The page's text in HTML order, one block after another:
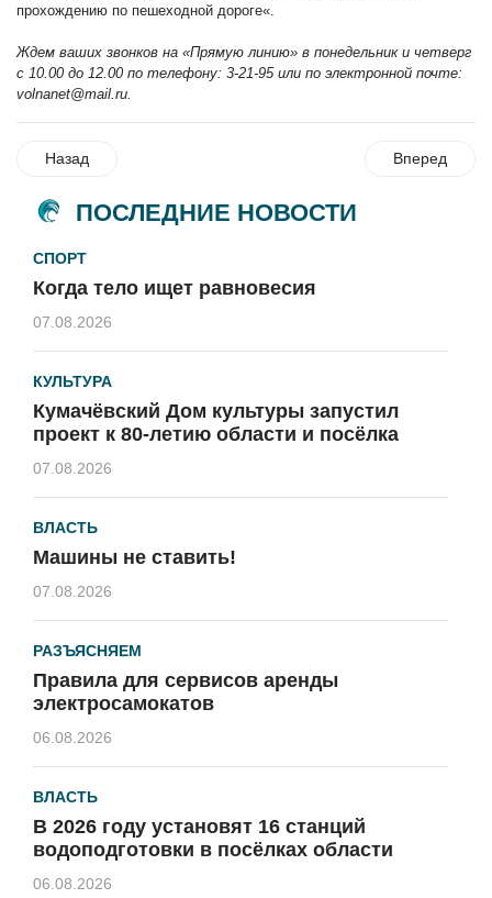
прохождению по пешеходной дороге«.
Ждем ваших звонков на «Прямую линию» в понедельник и четверг
с 10.00 до 12.00 по телефону: 3-21-95 или по электронной почте:
volnanet@mail.ru
Назад Вперед
ПОСЛЕДНИЕ НОВОСТИ
СПОРТ
Когда тело ищет равновесия
07.08.2026
КУЛЬТУРА
Кумачёвский Дом культуры запустил
проект к 80-летию области и посёлка
07.08.2026
ВЛАСТЬ
Машины не ставить!
07.08.2026
РАЗЪЯСНЯЕМ
Правила для сервисов аренды
электросамокатов
06.08.2026
ВЛАСТЬ
В 2026 году установят 16 станций
водоподготовки в посёлках области
06.08.2026